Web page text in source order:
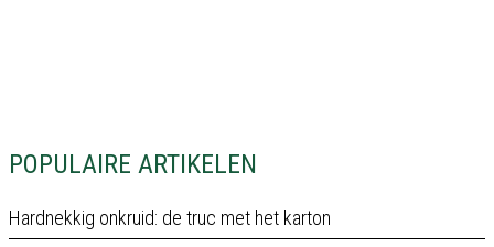
POPULAIRE ARTIKELEN
Hardnekkig onkruid: de truc met het karton